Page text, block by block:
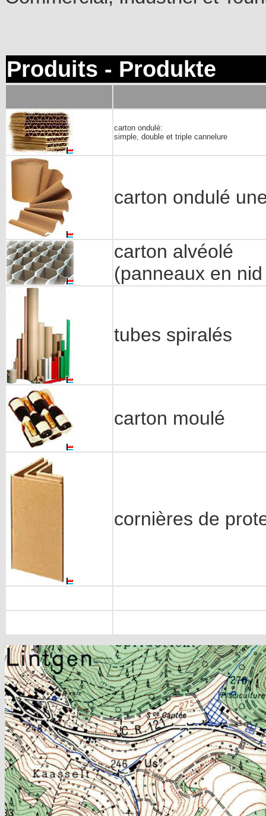
Produits - Produkte
carton ondulé:
simple, double et triple cannelure
carton ondulé
carton alvéolé
(panneaux en
tubes spiralés
carton moulé
cornières de